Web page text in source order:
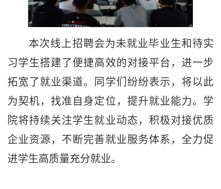
本次线上招聘会为未就业毕业生和待实
习学生搭建了便捷高效的对接平台，进一步
拓宽了就业渠道。同学们纷纷表示，将以此
为契机，找准自身定位，提升就业能力。学
院将持续关注学生就业动态，积极对接优质
企业资源，不断完善就业服务体系，全力促
进学生高质量充分就业。